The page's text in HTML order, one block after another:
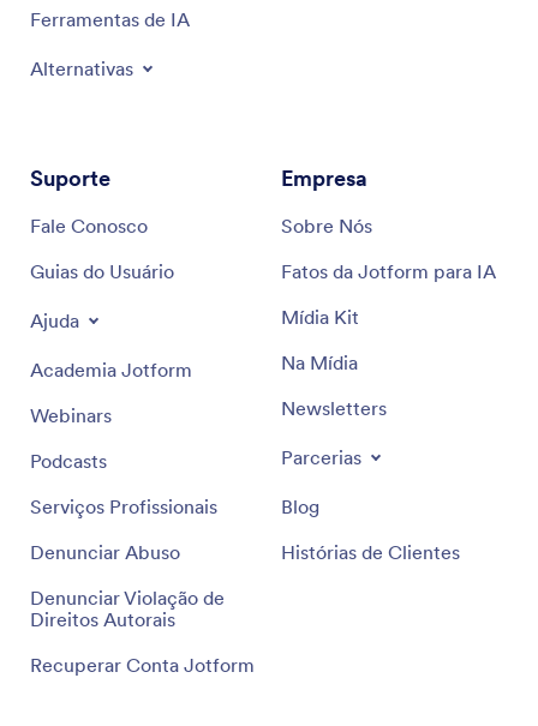
Ferramentas de IA
Alternativas
Suporte
Fale Conosco
Guias do Usuário
Ajuda
Academia Jotform
Webinars
Podcasts
Serviços Profissionais
Denunciar Abuso
Denunciar Violação de
Direitos Autorais
Recuperar Conta Jotform
Empresa
Sobre Nós
Fatos da Jotform para IA
Mídia Kit
Na Mídia
Newsletters
Parcerias
Blog
Histórias de Clientes